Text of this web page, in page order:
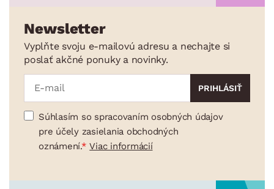
Newsletter
Vyplňte svoju e-mailovú adresu a nechajte si
poslať akčné ponuky a novinky.
Súhlasím so spracovaním osobných údajov
pre účely zasielania obchodných
oznámení.
Viac informácií